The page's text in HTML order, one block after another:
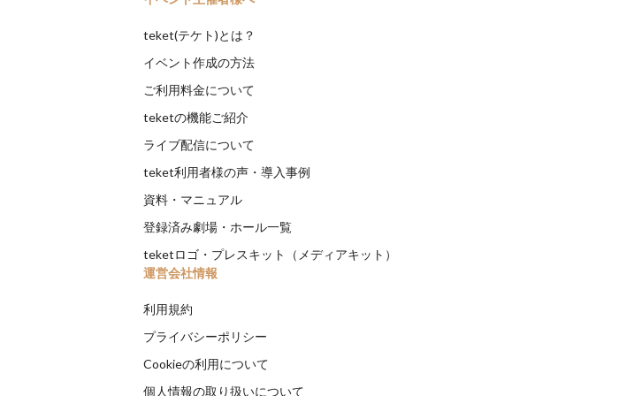
teket(テケト)とは？
イベント作成の方法
ご利用料金について
teketの機能ご紹介
ライブ配信について
teket利用者様の声・導入事例
資料・マニュアル
登録済み劇場・ホール一覧
teketロゴ・プレスキット（メディアキット）
運営会社情報
利用規約
プライバシーポリシー
Cookieの利用について
個人情報の取り扱いについて